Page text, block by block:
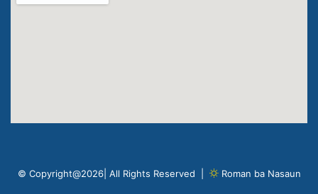
© Copyright@2026| All Rights Reserved | Roman ba Nasaun